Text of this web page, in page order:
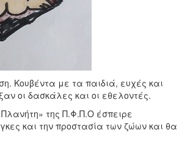
Κουβέντα με τα παιδιά, ευχές και
οι δασκάλες και οι εθελοντές.
Πλανήτη» της Π.Φ.Π.Ο έσπειρε
και την προστασία των ζώων και θα